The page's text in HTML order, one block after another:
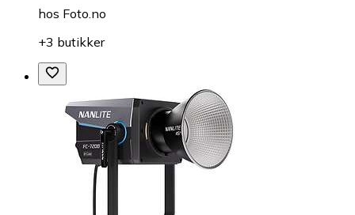
hos Foto.no
+3 butikker